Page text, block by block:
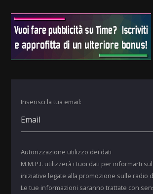
Inserisci la tua email:
Autorizzazione utilizzo dei dati
M.M.P.I. utilizzerà i tuoi dati per informarti
iniziative legate alla promozione sulle radio
Le tue informazioni saranno trattate con